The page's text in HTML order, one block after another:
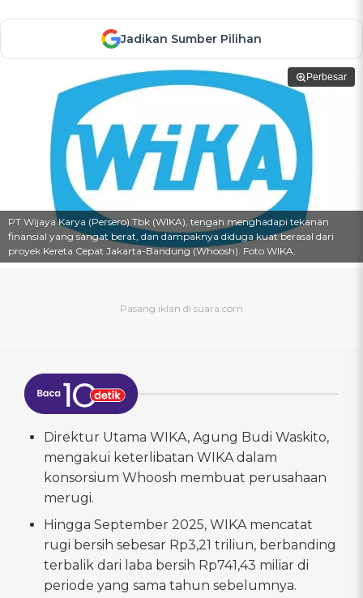
Jadikan Sumber Pilihan
Perbesar
PT Wijaya Karya (Persero) Tbk (WIKA), tengah menghadapi tekanan
finansial yang sangat berat, dan dampaknya diduga kuat berasal dari
proyek Kereta Cepat Jakarta-Bandung (Whoosh). Foto WIKA.
Direktur Utama WIKA, Agung Budi Waskito,
mengakui keterlibatan WIKA dalam
konsorsium Whoosh membuat perusahaan
merugi.
Hingga September 2025, WIKA mencatat
rugi bersih sebesar Rp3,21 triliun, berbanding
terbalik dari laba bersih Rp741,43 miliar di
periode yang sama tahun sebelumnya.